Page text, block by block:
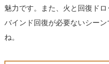
魅力です。また、火と回復ドロ
バインド回復が必要ないシー
ね。